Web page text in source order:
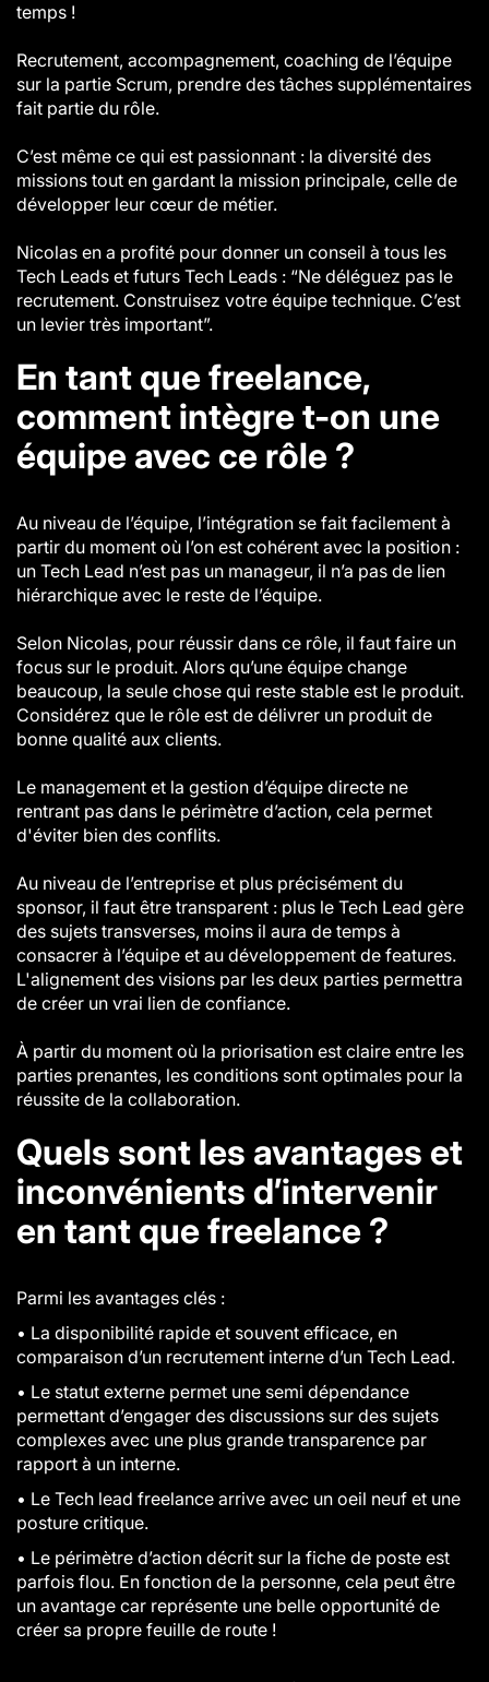
temps !
Recrutement, accompagnement, coaching de l’équipe
sur la partie Scrum, prendre des tâches supplémentaires
fait partie du rôle.
C’est même ce qui est passionnant : la diversité des
missions tout en gardant la mission principale, celle de
développer leur cœur de métier.
Nicolas en a profité pour donner un conseil à tous les
Tech Leads et futurs Tech Leads : “Ne déléguez pas le
recrutement. Construisez votre équipe technique. C’est
un levier très important”.
En tant que freelance,
comment intègre t-on une
équipe avec ce rôle ?
Au niveau de l’équipe, l’intégration se fait facilement à
partir du moment où l’on est cohérent avec la position :
un Tech Lead n’est pas un manageur, il n’a pas de lien
hiérarchique avec le reste de l’équipe.
Selon Nicolas, pour réussir dans ce rôle, il faut faire un
focus sur le produit. Alors qu’une équipe change
beaucoup, la seule chose qui reste stable est le produit.
Considérez que le rôle est de délivrer un produit de
bonne qualité aux clients.
Le management et la gestion d’équipe directe ne
rentrant pas dans le périmètre d’action, cela permet
d'éviter bien des conflits.
Au niveau de l’entreprise et plus précisément du
sponsor, il faut être transparent : plus le Tech Lead gère
des sujets transverses, moins il aura de temps à
consacrer à l’équipe et au développement de features.
L'alignement des visions par les deux parties permettra
de créer un vrai lien de confiance.
À partir du moment où la priorisation est claire entre les
parties prenantes, les conditions sont optimales pour la
réussite de la collaboration.
Quels sont les avantages et
inconvénients d’intervenir
en tant que freelance ?
Parmi les avantages clés :
• La disponibilité rapide et souvent efficace, en
comparaison d’un recrutement interne d’un Tech Lead.
• Le statut externe permet une semi dépendance
permettant d’engager des discussions sur des sujets
complexes avec une plus grande transparence par
rapport à un interne.
• Le Tech lead freelance arrive avec un oeil neuf et une
posture critique.
• Le périmètre d’action décrit sur la fiche de poste est
parfois flou. En fonction de la personne, cela peut être
un avantage car représente une belle opportunité de
créer sa propre feuille de route !